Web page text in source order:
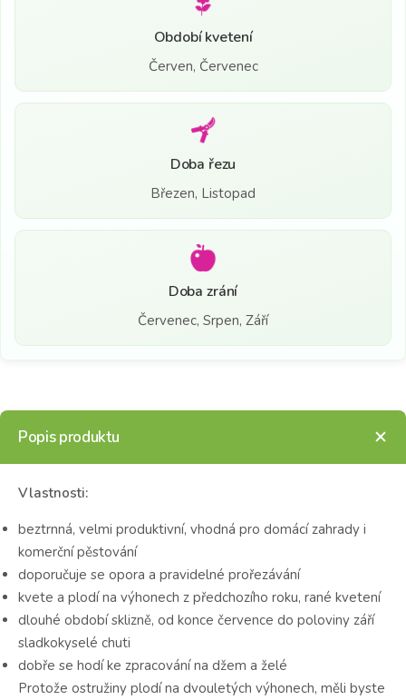
Období kvetení
Červen, Červenec
Doba řezu
Březen, Listopad
Doba zrání
Červenec, Srpen, Září
Popis produktu
Vlastnosti:
beztrnná, velmi produktivní, vhodná pro domácí zahrady i
komerční pěstování
doporučuje se opora a pravidelné prořezávání
kvete a plodí na výhonech z předchozího roku, rané kvetení
dlouhé období sklizně, od konce července do poloviny září
sladkokyselé chuti
dobře se hodí ke zpracování na džem a želé
Protože ostružiny plodí na dvouletých výhonech, měli byste